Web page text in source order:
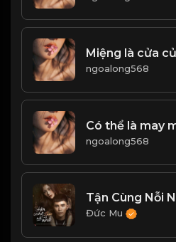
ngoalong568
ngoalong568
Đức Mu